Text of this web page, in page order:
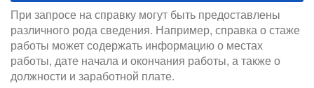
При запросе на справку могут быть предоставлены
различного рода сведения. Например, справка о стаже
работы может содержать информацию о местах
работы, дате начала и окончания работы, а также о
должности и заработной плате.